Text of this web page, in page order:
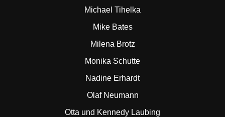
Michael Tihelka
Mike Bates
Milena Brotz
Monika Schutte
Nadine Erhardt
Olaf Neumann
Otta und Kennedy Laubing